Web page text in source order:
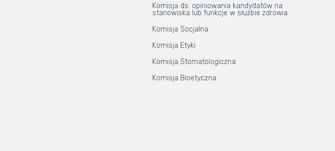
Komisja ds. opiniowania kandydatów na
stanowiska lub funkcje w służbie zdrowia
Komisja Socjalna
Komisja Etyki
Komisja Stomatologiczna
Komisja Bioetyczna